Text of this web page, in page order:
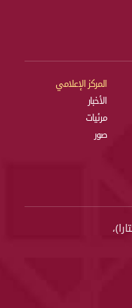
المركز الإعلامي
الأخبار
مرئيات
صور